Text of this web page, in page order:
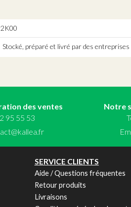
Stocké, préparé et livré par des
des ventes
95 55 53
Notre
SERVICE CLIENTS
Aide / Questions fréquentes
Retour produits
Livraisons